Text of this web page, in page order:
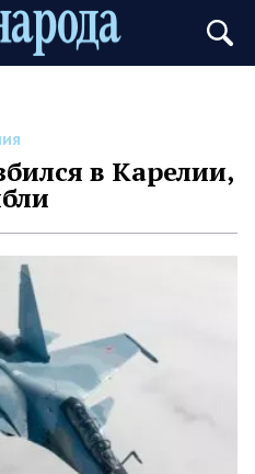
в Карелии,